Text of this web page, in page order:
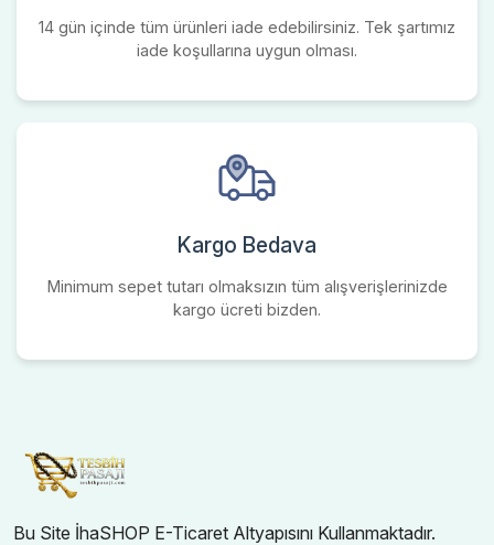
14 gün içinde tüm ürünleri iade edebilirsiniz. Tek şartımız
iade koşullarına uygun olması.
Kargo Bedava
Minimum sepet tutarı olmaksızın tüm alışverişlerinizde
kargo ücreti bizden.
Bu Site İhaSHOP E-Ticaret Altyapısını Kullanmaktadır.